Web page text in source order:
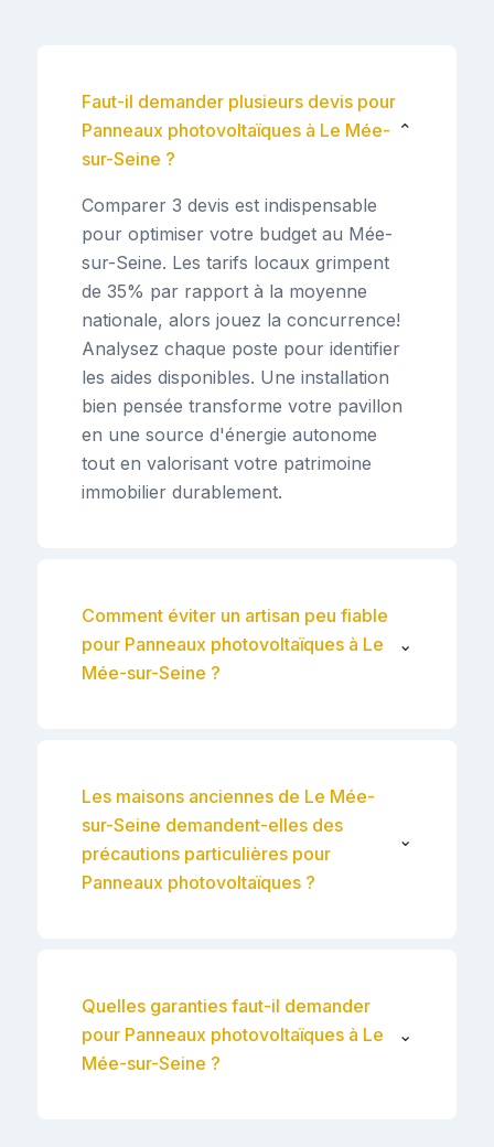
Faut-il demander plusieurs devis pour
Panneaux photovoltaïques à Le Mée-
sur-Seine ?
⌄
Comparer 3 devis est indispensable
pour optimiser votre budget au Mée-
sur-Seine. Les tarifs locaux grimpent
de 35% par rapport à la moyenne
nationale, alors jouez la concurrence!
Analysez chaque poste pour identifier
les aides disponibles. Une installation
bien pensée transforme votre pavillon
en une source d'énergie autonome
tout en valorisant votre patrimoine
immobilier durablement.
Comment éviter un artisan peu fiable
pour Panneaux photovoltaïques à Le
Mée-sur-Seine ?
⌄
Les maisons anciennes de Le Mée-
sur-Seine demandent-elles des
précautions particulières pour
Panneaux photovoltaïques ?
⌄
Quelles garanties faut-il demander
pour Panneaux photovoltaïques à Le
Mée-sur-Seine ?
⌄